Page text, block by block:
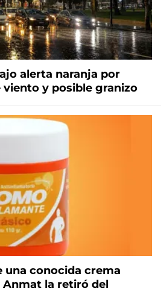
alerta naranja por
viento y posible granizo
una conocida crema
la retiró del